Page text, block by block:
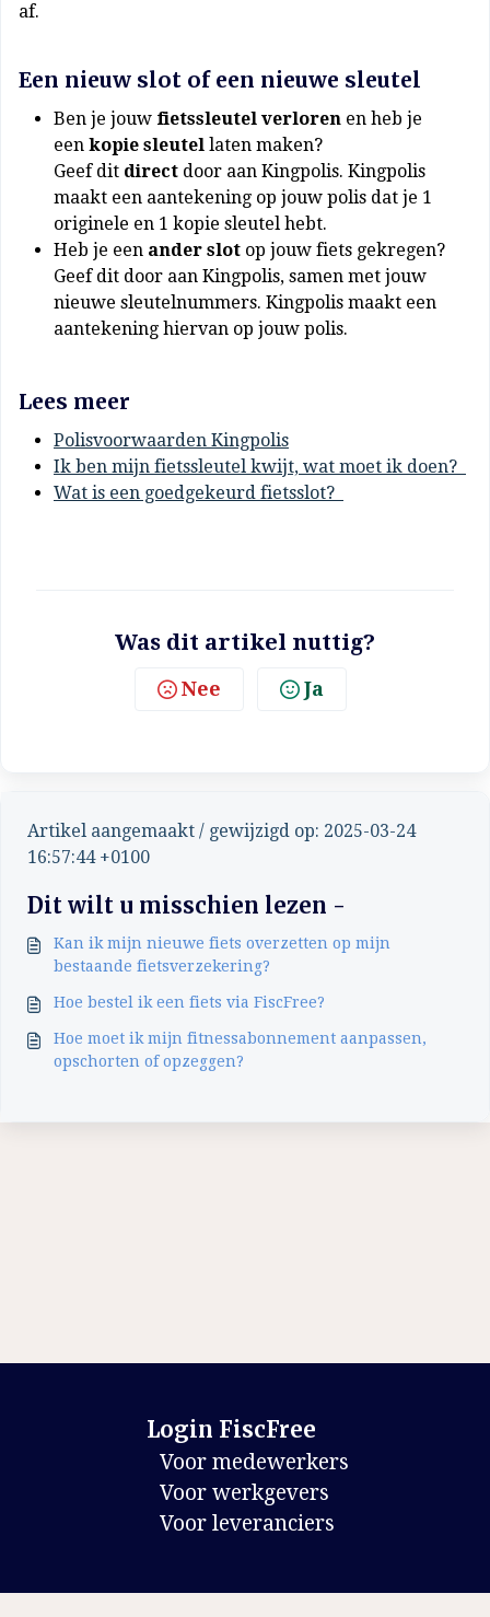
af.
Een nieuw slot of een nieuwe sleutel
Ben je jouw fietssleutel verloren en heb je
een kopie sleutel laten maken?
Geef dit direct door aan Kingpolis. Kingpolis
maakt een aantekening op jouw polis dat je 1
originele en 1 kopie sleutel hebt.
Heb je een ander slot op jouw fiets gekregen?
Geef dit door aan Kingpolis, samen met jouw
nieuwe sleutelnummers. Kingpolis maakt een
aantekening hiervan op jouw polis.
Lees meer
Polisvoorwaarden Kingpolis
Ik ben mijn fietssleutel kwijt, wat moet ik doen?
Wat is een goedgekeurd fietsslot?
Was dit artikel nuttig?
Nee Ja
Artikel aangemaakt / gewijzigd op: 2025-03-24
16:57:44 +0100
Dit wilt u misschien lezen -
Kan ik mijn nieuwe fiets overzetten op mijn
bestaande fietsverzekering?
Hoe bestel ik een fiets via FiscFree?
Hoe moet ik mijn fitnessabonnement aanpassen,
opschorten of opzeggen?
Login FiscFree
Voor medewerkers
Voor werkgevers
Voor leveranciers